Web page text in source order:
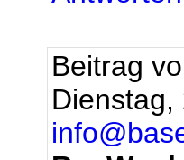
Beitrag